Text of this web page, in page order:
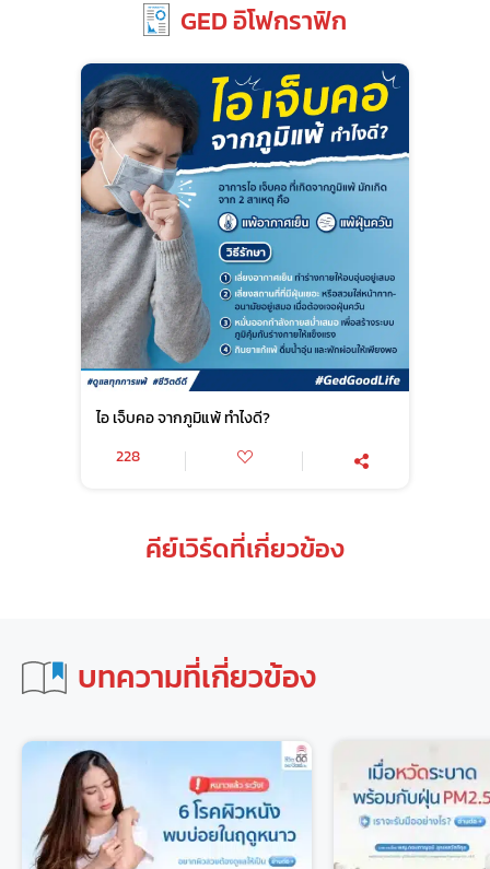
GED อิโฟกราฟิก
ไอ เจ็บคอ จากภูมิแพ้ ทำไงดี?
228
คีย์เวิร์ดที่เกี่ยวข้อง
บทความที่เกี่ยวข้อง